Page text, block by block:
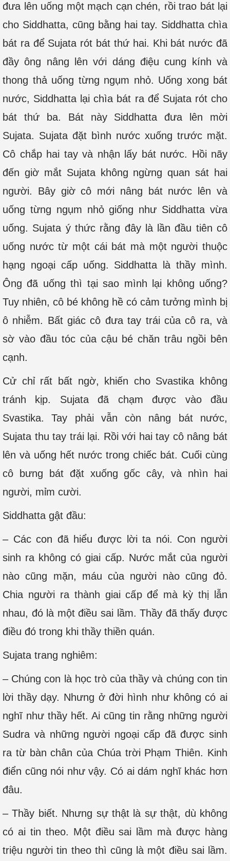
đưa lên uống một mạch cạn chén, rồi trao bát lại
cho Siddhatta, cũng bằng hai tay. Siddhatta chìa
bát ra để Sujata rót bát thứ hai. Khi bát nước đã
đầy ông nâng lên với dáng điệu cung kính và
thong thả uống từng ngụm nhỏ. Uống xong bát
nước, Siddhatta lại chìa bát ra để Sujata rót cho
bát thứ ba. Bát này Siddhatta đưa lên mời
Sujata. Sujata đặt bình nước xuống trước mặt.
Cô chắp hai tay và nhận lấy bát nước. Hồi nãy
đến giờ mắt Sujata không ngừng quan sát hai
người. Bây giờ cô mới nâng bát nước lên và
uống từng ngụm nhỏ giống như Siddhatta vừa
uống. Sujata ý thức rằng đây là lần đầu tiên cô
uống nước từ một cái bát mà một người thuộc
hạng ngoại cấp uống. Siddhatta là thầy mình.
Ông đã uống thì tại sao mình lại không uống?
Tuy nhiên, cô bé không hề có cảm tưởng mình bị
ô nhiễm. Bất giác cô đưa tay trái của cô ra, và
sờ vào đầu tóc của cậu bé chăn trâu ngồi bên
cạnh.
Cử chỉ rất bất ngờ, khiến cho Svastika không
tránh kịp. Sujata đã chạm được vào đầu
Svastika. Tay phải vẫn còn nâng bát nước,
Sujata thu tay trái lại. Rồi với hai tay cô nâng bát
lên và uống hết nước trong chiếc bát. Cuối cùng
cô bưng bát đặt xuống gốc cây, và nhìn hai
người, mỉm cười.
Siddhatta gật đầu:
– Các con đã hiểu được lời ta nói. Con người
sinh ra không có giai cấp. Nước mắt của người
nào cũng mặn, máu của người nào cũng đỏ.
Chia người ra thành giai cấp để mà kỳ thị lẫn
nhau, đó là một điều sai lầm. Thầy đã thấy được
điều đó trong khi thầy thiền quán.
Sujata trang nghiêm:
– Chúng con là học trò của thầy và chúng con tin
lời thầy dạy. Nhưng ở đời hình như không có ai
nghĩ như thầy hết. Ai cũng tin rằng những người
Sudra và những người ngoại cấp đã được sinh
ra từ bàn chân của Chúa trời Phạm Thiên. Kinh
điển cũng nói như vậy. Có ai dám nghĩ khác hơn
đâu.
– Thầy biết. Nhưng sự thật là sự thật, dù không
có ai tin theo. Một điều sai lầm mà được hàng
triệu người tin theo thì cũng là một điều sai lầm.